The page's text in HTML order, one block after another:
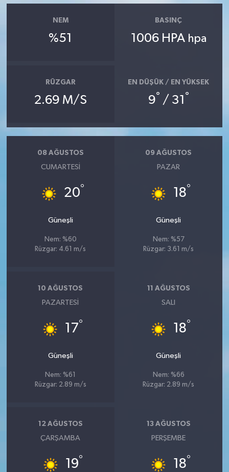
NEM
%51
BASINÇ
1006 HPA hpa
RÜZGAR
2.69 M/S
EN DÜŞÜK / EN YÜKSEK
9° / 31 °
08 AĞUSTOS
CUMARTESI
20°
Güneşli
Nem: %60
Rüzgar: 4.61 m/s
09 AĞUSTOS
PAZAR
18°
Güneşli
Nem: %57
Rüzgar: 3.61 m/s
10 AĞUSTOS
PAZARTESI
17°
Güneşli
Nem: %61
Rüzgar: 2.89 m/s
11 AĞUSTOS
SALI
18°
Güneşli
Nem: %66
Rüzgar: 2.89 m/s
12 AĞUSTOS
ÇARŞAMBA
19°
13 AĞUSTOS
PERŞEMBE
18°